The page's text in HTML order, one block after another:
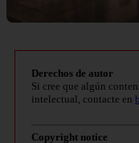
Derechos de autor
Si cree que algún
intelectual, contacte en
Copyright notice